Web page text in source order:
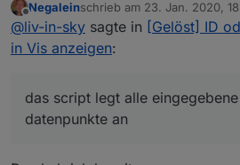
willst du nur eine tabelle mit
Offline
Negaleinschrieb am 23. Jan. 2020,
zuletzt editiert von
@liv-in-sky sagte in [Gelöst] ID
in Vis anzeigen:
das script legt alle
datenpunkte an